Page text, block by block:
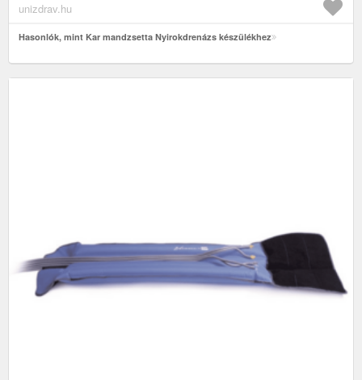
unizdrav.hu
Hasonlók, mint Kar mandzsetta Nyirokdrenázs készülékhez